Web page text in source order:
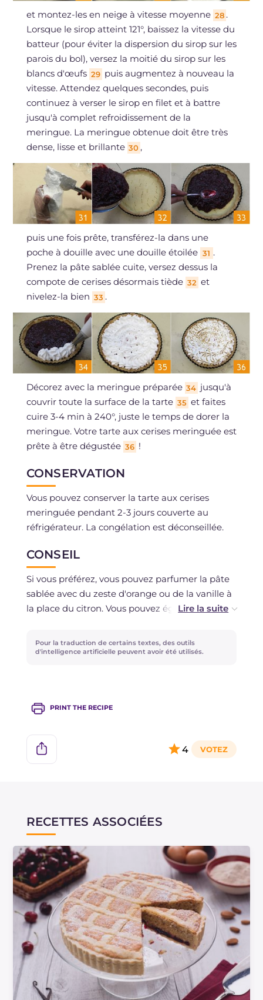
et montez-les en neige à vitesse moyenne 28 .
Lorsque le sirop atteint 121°, baissez la vitesse du
batteur (pour éviter la dispersion du sirop sur les
parois du bol), versez la moitié du sirop sur les
blancs d'œufs 29 puis augmentez à nouveau la
vitesse. Attendez quelques secondes, puis
continuez à verser le sirop en filet et à battre
jusqu'à complet refroidissement de la
meringue. La meringue obtenue doit être très
dense, lisse et brillante 30 ,
puis une fois prête, transférez-la dans une
poche à douille avec une douille étoilée 31 .
Prenez la pâte sablée cuite, versez dessus la
compote de cerises désormais tiède 32 et
nivelez-la bien 33 .
Décorez avec la meringue préparée 34 jusqu'à
couvrir toute la surface de la tarte 35 et faites
cuire 3-4 min à 240°, juste le temps de dorer la
meringue. Votre tarte aux cerises meringuée est
prête à être dégustée 36 !
CONSERVATION
Vous pouvez conserver la tarte aux cerises
meringuée pendant 2-3 jours couverte au
réfrigérateur. La congélation est déconseillée.
CONSEIL
Si vous préférez, vous pouvez parfumer la pâte
sablée avec du zeste d'orange ou de la vanille à
la place du citron. Vous pouvez également
cerises la veille, pour vous avancer dans la
préparation de cette délicieuse tarte!
Pour la traduction de certains textes, des outils
d'intelligence artificielle peuvent avoir été utilisés.
PRINT THE RECIPE
4
RECETTES ASSOCIÉES